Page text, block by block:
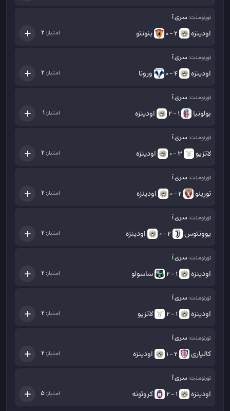
تورنومنت:سری آ
اودینزه 2 - 0 بنونتو امتیاز: 2
تورنومنت:سری آ
اودینزه 4 - 0 ورونا امتیاز: 2
تورنومنت:سری آ
بولونیا 1 - 2 اودینزه امتیاز:1
تورنومنت:سری آ
لاتزیو 3 - 0 اودینزه امتیاز: 2
تورنومنت:سری آ
تورینو 2 - 0 اودینزه امتیاز: 2
تورنومنت:سری آ
یوونتوس 2 - 0 اودینزه امتیاز: 2
تورنومنت:سری آ
اودینزه 1 - 2 ساسولو امتیاز: 2
تورنومنت:سری آ
اودینزه 1 - 2 لاتزیو امتیاز: 2
تورنومنت:سری آ
کالیاری 2 - 1 اودینزه امتیاز: 2
تورنومنت:سری آ
اودینزه 1 - 2 کروتونه امتیاز:5